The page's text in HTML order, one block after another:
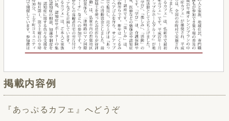
掲載内容例
『あっぷるカフェ』へどうぞ